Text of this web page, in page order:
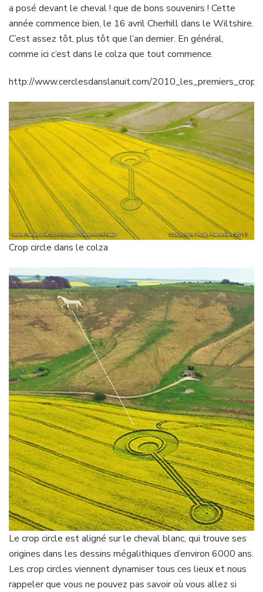
a posé devant le cheval ! que de bons souvenirs ! Cette
année commence bien, le 16 avril Cherhill dans le Wiltshire.
C’est assez tôt, plus tôt que l’an dernier. En général,
comme ici c’est dans le colza que tout commence.
http://www.cerclesdanslanuit.com/
Crop circle dans le colza
Le crop circle est aligné sur le cheval blanc, qui trouve ses
origines dans les dessins mégalithiques d’environ 6000 ans.
Les crop circles viennent dynamiser tous ces lieux et nous
rappeler que vous ne pouvez pas savoir où vous allez si